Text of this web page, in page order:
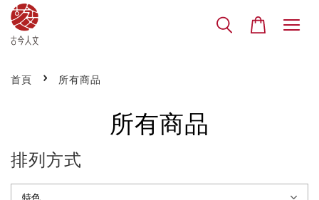
首頁 › 所有商品
所有商品
排列方式